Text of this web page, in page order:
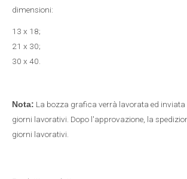
dimensioni:
13 x 18;
21 x 30;
30 x 40.
Nota: La bozza grafica verrà lavorata ed inviata
giorni lavorativi. Dopo l'approvazione, la
giorni lavorativi.